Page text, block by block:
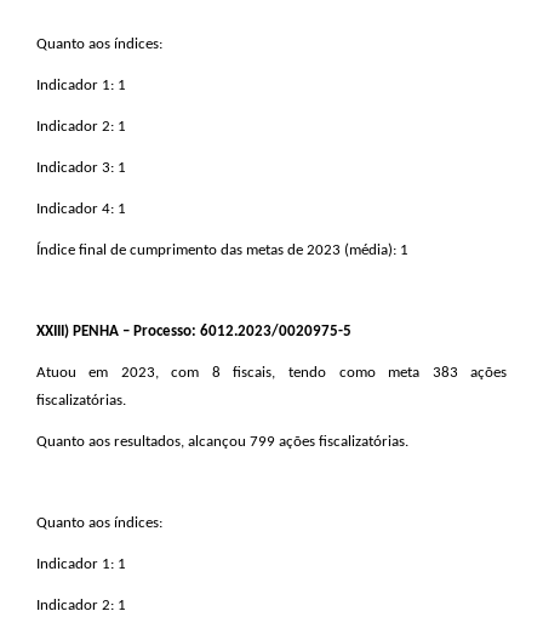
Quanto aos índices:
Indicador 1: 1
Indicador 2: 1
Indicador 3: 1
Indicador 4: 1
Índice final de cumprimento das metas de 2023 (média): 1
XXIII ) PENHA – Processo: 6012.2023/0020975-5
Atuou em 2023, com 8 fiscais, tendo como meta 383 ações
fiscalizatórias.
Quanto aos resultados, alcançou 799 ações fiscalizatórias.
Quanto aos índices:
Indicador 1: 1
Indicador 2: 1